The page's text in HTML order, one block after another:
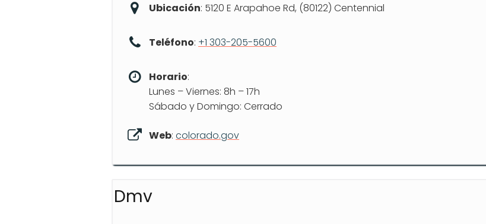
Ubicación: 5120 E Arapahoe Rd, (80122) Centennial
Teléfono: +1 303-205-5600
Horario:
Lunes – Viernes: 8h – 17h
Sábado y Domingo: Cerrado
Web: colorado.gov
Dmv